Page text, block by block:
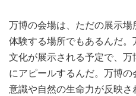
万博の会場は、ただの展示
体験する場所でもあるんだ
文化が展示される予定で、
にアピールするんだ。万博
意識や自然の生命力が反映